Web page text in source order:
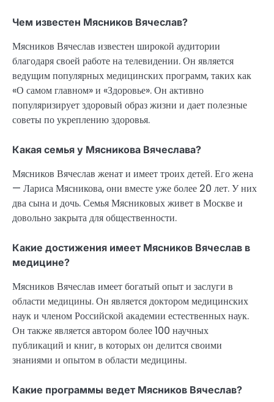
Чем известен Мясников Вячеслав?
Мясников Вячеслав известен широкой аудитории
благодаря своей работе на телевидении. Он является
ведущим популярных медицинских программ, таких как
«О самом главном» и «Здоровье». Он активно
популяризирует здоровый образ жизни и дает полезные
советы по укреплению здоровья.
Какая семья у Мясникова Вячеслава?
Мясников Вячеслав женат и имеет троих детей. Его жена
— Лариса Мясникова, они вместе уже более 20 лет. У них
два сына и дочь. Семья Мясниковых живет в Москве и
довольно закрыта для общественности.
Какие достижения имеет Мясников Вячеслав в
медицине?
Мясников Вячеслав имеет богатый опыт и заслуги в
области медицины. Он является доктором медицинских
наук и членом Российской академии естественных наук.
Он также является автором более 100 научных
публикаций и книг, в которых он делится своими
знаниями и опытом в области медицины.
Какие программы ведет Мясников Вячеслав?